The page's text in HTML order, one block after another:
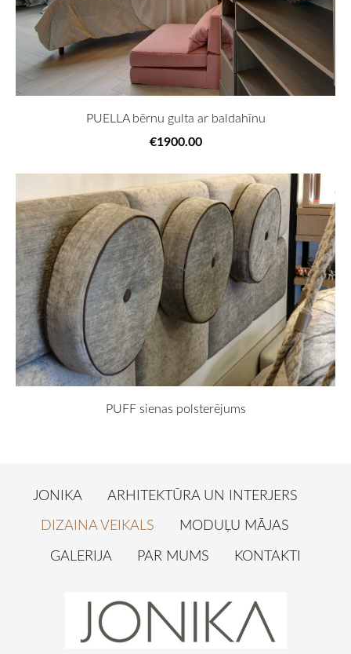
PUELLA bērnu gulta ar baldahīnu
€1900.00
PUFF sienas polsterējums
JONIKA
ARHITEKTŪRA UN INTERJERS
DIZAINA VEIKALS
MODUĻU MĀJAS
GALERIJA
PAR MUMS KONTAKTI